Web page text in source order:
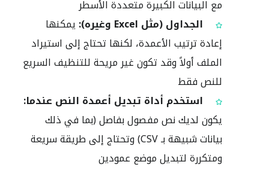
مع البيانات الكبيرة متعددة الأسطر
الجداول (مثل Excel وغيره):
يمكنها
إعادة ترتيب الأعمدة، لكنها تحتاج إلى استيراد
الملف أولاً وقد تكون غير مريحة للتنظيف السريع
للنص فقط
استخدم أداة تبديل أعمدة النص عندما:
يكون لديك نص مفصول بفاصل (بما في ذلك
بيانات شبيهة بـ CSV) وتحتاج إلى طريقة سريعة
ومتكررة لتبديل موضع عمودين